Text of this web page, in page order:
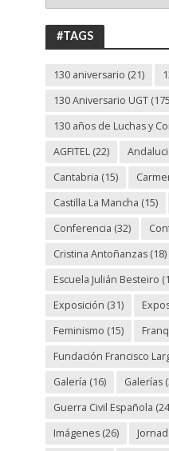
ANIVERSARIO
UGT
#TAGS
130 aniversario (21)
130 Aniversario UGT
130 años de Luchas y
AGFITEL(22)
Cantabria (15)
Castilla La Mancha (15)
Conferencia (32)
Cristina Antoñanzas(18)
Escuela Julián Besteiro
Exposición (31)
Feminismo (15)
Fundación Francisco
Galería (16) Galerías
Guerra Civil Española
Imágenes(26)